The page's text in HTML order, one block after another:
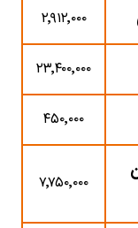
۲٬۹۱۲٬۰۰۰
۲۳٬۴۰۰٬۰۰۰
۴۵۰٬۰۰۰
۷٬۷۵۰٬۰۰۰